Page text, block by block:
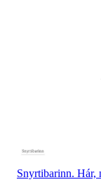
Snyrtibarinn. Hár,